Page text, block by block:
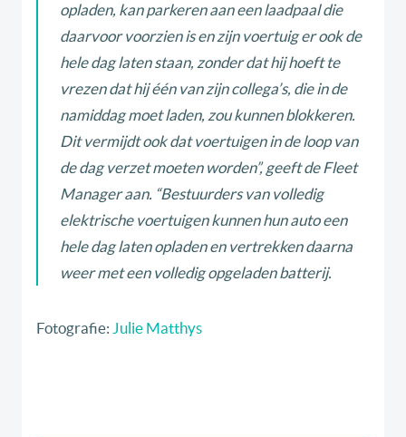
opladen, kan parkeren aan een laadpaal die
daarvoor voorzien is en zijn voertuig er ook de
hele dag laten staan, zonder dat hij hoeft te
vrezen dat hij één van zijn collega’s, die in de
namiddag moet laden, zou kunnen blokkeren.
Dit vermijdt ook dat voertuigen in de loop van
de dag verzet moeten worden”, geeft de Fleet
Manager aan. “Bestuurders van volledig
elektrische voertuigen kunnen hun auto een
hele dag laten opladen en vertrekken daarna
weer met een volledig opgeladen batterij.
Fotografie: Julie Matthys